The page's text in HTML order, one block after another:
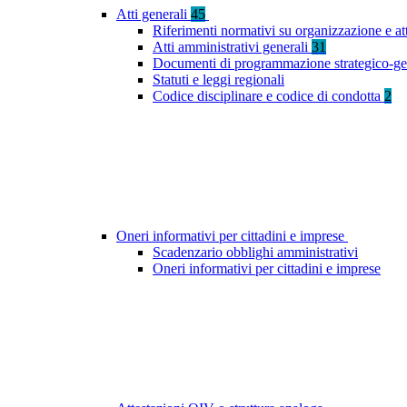
Atti generali 45
Riferimenti normativi su organizzazione e
Atti amministrativi generali 31
Documenti di programmazione strategico-
Statuti e leggi regionali
Codice disciplinare e codice di condotta 2
Oneri informativi per cittadini e imprese
Scadenzario obblighi amministrativi
Oneri informativi per cittadini e imprese